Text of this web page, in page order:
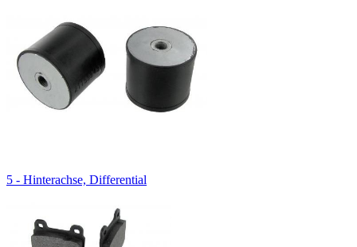
5 - Hinterachse, Differential